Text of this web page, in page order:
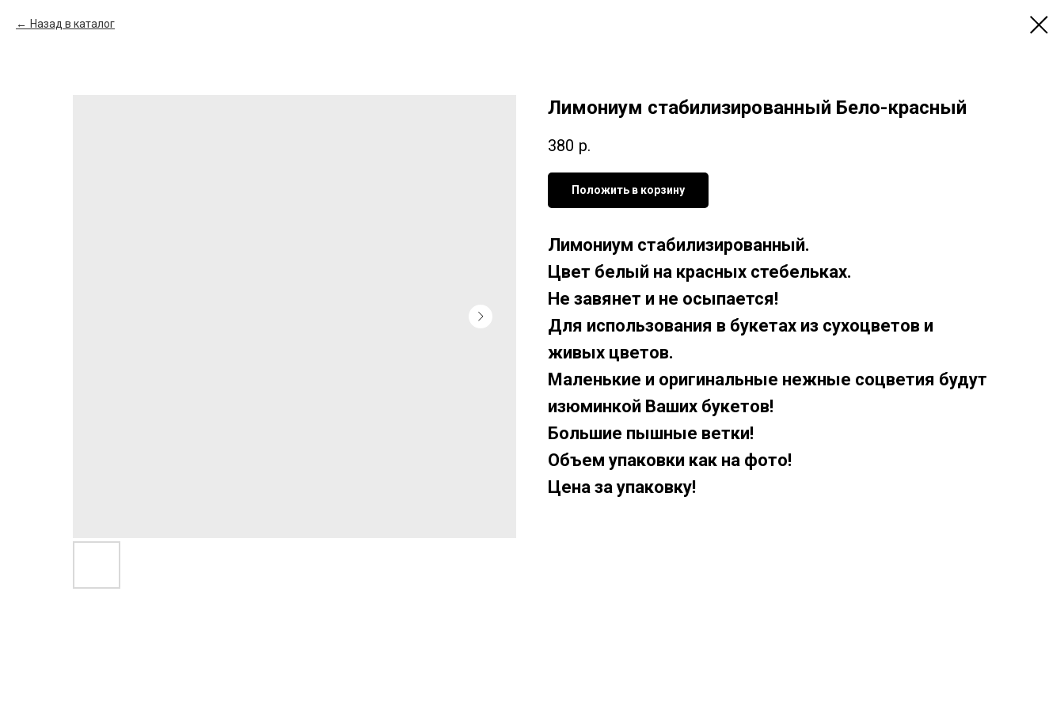
Назад в каталог
Лимониум стабилизированный Бело-красный
380 р.
Положить в корзину
Лимониум стабилизированный.
Цвет белый на красных стебельках.
Не завянет и не осыпается!
Для использования в букетах из сухоцветов и
живых цветов.
Маленькие и оригинальные нежные соцветия будут
изюминкой Ваших букетов!
Большие пышные ветки!
Объем упаковки как на фото!
Цена за упаковку!